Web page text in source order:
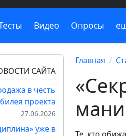
Видео Опросы
САЙТА
в честь
проекта
27.06.2026
уже в
Главная